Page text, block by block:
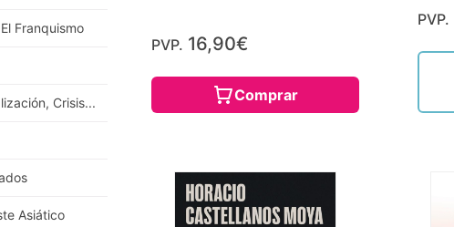
Franquismo
Crisis...
Asiático
PVP. 16,90€
Comprar
PVP.